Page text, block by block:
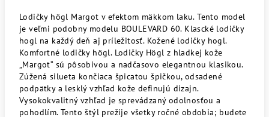
Lodičky högl Margot v efektom mäkkom laku. Tento model
je veľmi podobny modelu BOULEVARD 60. Klascké lodičky
hogl na každý deň aj príležitosť. Kožené lodičky hogl.
Komfortné lodičky högl. Lodičky Högl z hladkej kože
„Margot“ sú pôsobivou a nadčasovo elegantnou klasikou.
Zúžená silueta končiaca špicatou špičkou, odsadené
podpätky a lesklý vzhľad kože definujú dizajn.
Vysokokvalitný vzhľad je sprevádzaný odolnosťou a
pohodlím. Tento štýl prežije všetky ročné obdobia; budete